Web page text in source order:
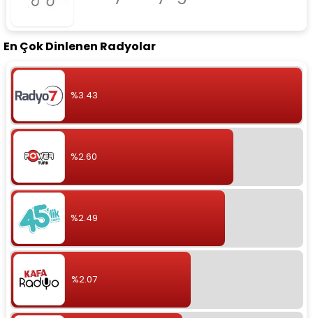
En Çok Dinlenen Radyolar
%3.43
%2.60
%2.49
%2.07